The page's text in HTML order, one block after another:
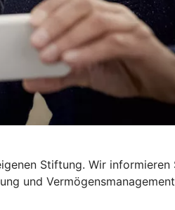
Stiftung. Wir
und